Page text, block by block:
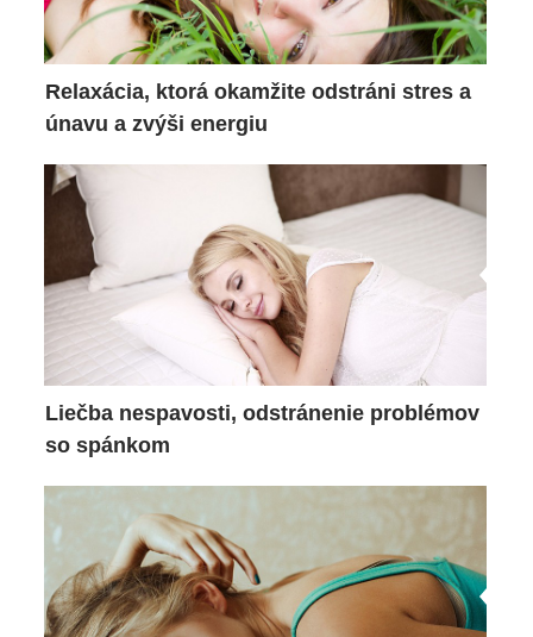
Relaxácia, ktorá okamžite odstráni stres a
únavu a zvýši energiu
Liečba nespavosti, odstránenie problémov
so spánkom